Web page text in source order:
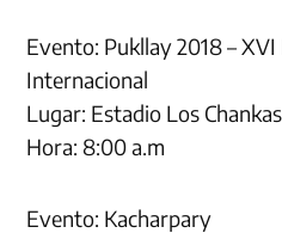
Evento: Pukllay 2018 –
Internacional
Lugar: Estadio Los Chankas
Hora: 8:00 a.m
Evento: Kacharpary